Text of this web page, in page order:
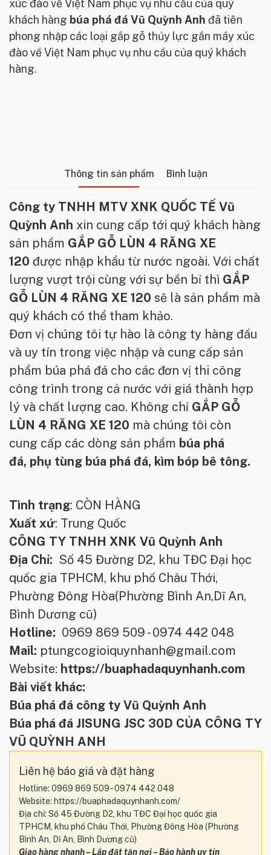
xúc đào về Việt Nam phục vụ nhu cầu của quý
khách hàng búa phá đá Vũ Quỳnh Anh đã tiên
phong nhập các loại gắp gỗ thủy lực gắn máy xúc
đào về Việt Nam phục vụ nhu cầu của quý khách
hàng.
Thông tin sản phẩm Bình luận
Công ty TNHH MTV XNK QUỐC TẾ Vũ
Quỳnh Anh xin cung cấp tới quý khách hàng
sản phẩm GẮP GỖ LÙN 4 RĂNG XE
120 được nhập khẩu từ nước ngoài. Với chất
lượng vượt trội cùng với sự bền bỉ thì GẮP
GỖ LÙN 4 RĂNG XE 120 sẽ là sản phẩm mà
quý khách có thể tham khảo.
Đơn vị chúng tôi tự hào là công ty hàng đầu
và uy tín trong việc nhập và cung cấp sản
phẩm búa phá đá cho các đơn vị thi công
công trình trong cả nước với giá thành hợp
lý và chất lượng cao. Không chỉ GẮP GỖ
LÙN 4 RĂNG XE 120 mà chúng tôi còn
cung cấp các dòng sản phẩm búa phá
đá, phụ tùng búa phá đá, kìm bóp bê tông.
Tình trạng: CÒN HÀNG
Xuất xứ: Trung Quốc
CÔNG TY TNHH XNK Vũ Quỳnh Anh
Địa Chỉ: Số 45 Đường D2, khu TĐC Đại học
quốc gia TPHCM, khu phố Châu Thới,
Phường Đông Hòa(Phường Bình An,Dĩ An,
Bình Dương cũ)
Hotline: 0969 869 509 - 0974 442 048
Mail: ptungcogioiquynhanh@gmail.com
Website: https://buaphadaquynhanh.com
Bài viết khác:
Búa phá đá công ty Vũ Quỳnh Anh
Búa phá đá JISUNG JSC 30D CỦA CÔNG TY
VŨ QUỲNH ANH
Liên hệ báo giá và đặt hàng
Hotline: 0969 869 509 - 0974 442 048
Website: https://buaphadaquynhanh.com/
Địa chỉ: Số 45 Đường D2, khu TĐC Đại học quốc gia
TPHCM, khu phố Châu Thới, Phường Đông Hòa (Phường
Bình An, Dĩ An, Bình Dương cũ)
Giao hàng nhanh – Lắp đặt tận nơi – Bảo hành uy tín